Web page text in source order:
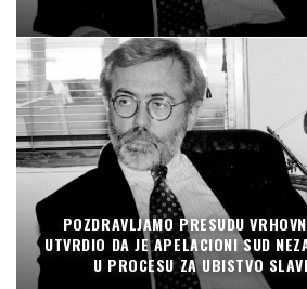
POZDRAVLJAMO PRESUDU
UTVRDIO DA JE APELACIONI SUD
U PROCESU ZA UBISTVO